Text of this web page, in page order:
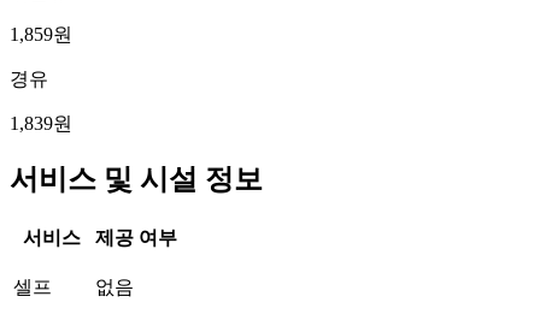
1,859원
경유
1,839원
서비스 및 시설 정보
서비스 제공 여부
셀프 없음